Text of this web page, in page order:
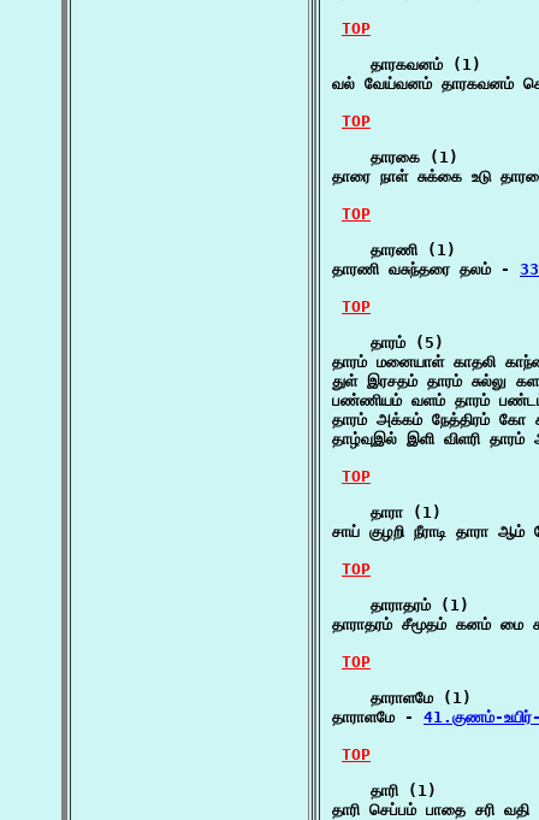
TOP
    தாரகவனம் (1)
வல் வேய்வனம் தாரகவனம்
TOP
    தாரகை (1)
தாரை நாள் சுக்கை உடு
TOP
    தாரணி (1)
தாரணி வசுந்தரை தலம் -
TOP
    தாரம் (5)
தாரம் மனையாள் காதலி
துள் இரசதம் தாரம் சுல்லு
பண்ணியம் வளம் தாரம்
தாரம் அக்கம் நேத்திரம்
தாழ்வுஇல் இளி விளரி
TOP
    தாரா (1)
சாய் குழறி நீராடி தாரா
TOP
    தாராதரம் (1)
தாராதரம் சீமூதம் கனம்
TOP
    தாராளமே (1)
தாராளமே - 41.குணம்-
TOP
    தாரி (1)
தாரி செப்பம் பாதை சரி